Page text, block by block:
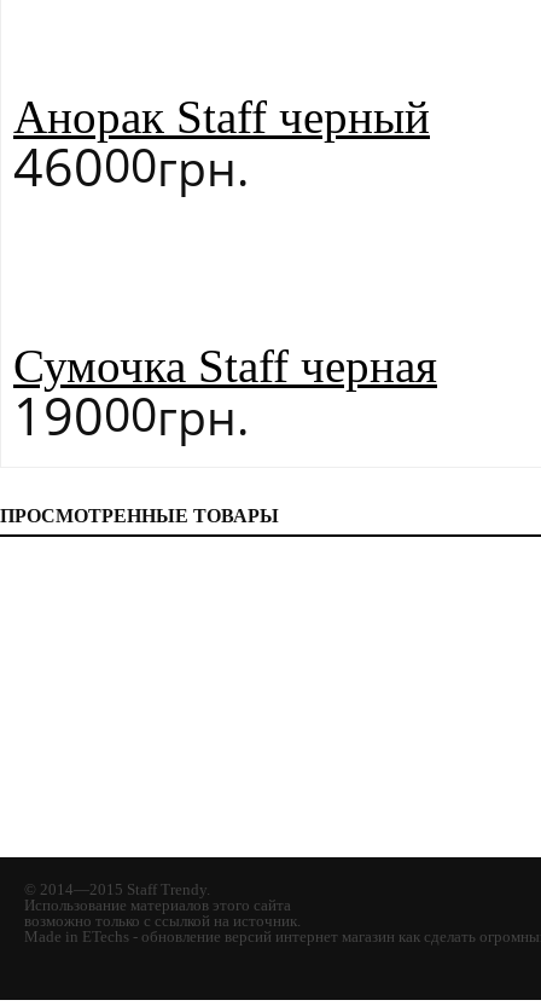
Анорак Staff черный
46000грн.
Сумочка Staff черная
19000грн.
ПРОСМОТРЕННЫЕ ТОВАРЫ
© 2014—2015 Staff Trendy.
Использование материалов этого сайта
возможно только с ссылкой на источник.
Made in ETechs - обновление версий интернет магазин как сделать